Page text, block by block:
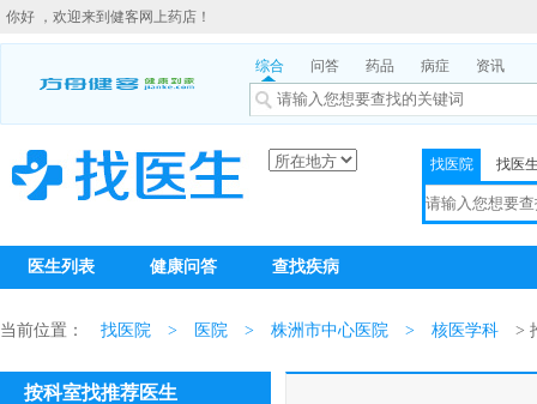
你好 ，欢迎来到健客网上药店！
综合 问答 药品 病症 资讯
找医院 找医
医生列表 健康问答 查找疾病
当前位置： 找医院 > 医院 > 株洲市中心医院 > 核医学科 >
按科室找推荐医生